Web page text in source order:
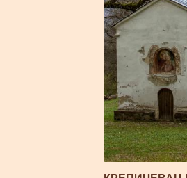
концертный зал,
сальсой цветов.
обеспечивает
музыкального
справа от
богемам
ювелирных
сталагмит
Циклопы, в честь
назван в